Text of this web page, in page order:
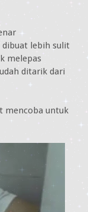
dibuat lebih sulit
melepas
ditarik dari
mencoba untuk